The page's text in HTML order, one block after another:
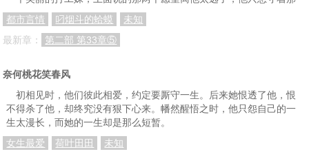
都市言情
叼烟斗的蛤蟆
未知
最新章：
第二部 第33章⑤
奈何桃花笑春风
初相见时，他们彼此相爱，约定要厮守一生。后来她恨透了他，恨
不得杀了他，却终究没有狠下心来。幡然醒悟之时，他只怨自己的一
生太漫长，而她的一生却是那么短暂。
女生最爱
荷叶田田
未知